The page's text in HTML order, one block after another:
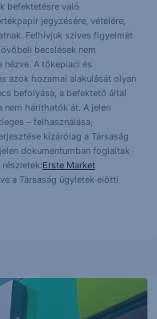
befektetésre való
jegyzésére, vételére,
Felhívjuk szíves figyelmét
becslések nem
A tőkepiaci és
azok hozamai alakulását olyan
befolyása, a befektető által
nem háríthatók át. A jelen
– felhasználása,
kizárólag a Társaság
dokumentumban foglaltak
Erste Market
a Társaság ügyletek előtti